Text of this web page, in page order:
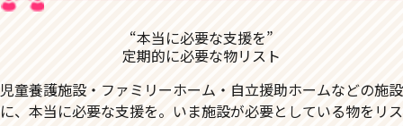
“本当に必要な支援を”
定期的に必要な物リスト
児童養護施設・ファミリーホーム・自立援助ホームなどの施設
に、本当に必要な支援を。いま施設が必要としている物をリス